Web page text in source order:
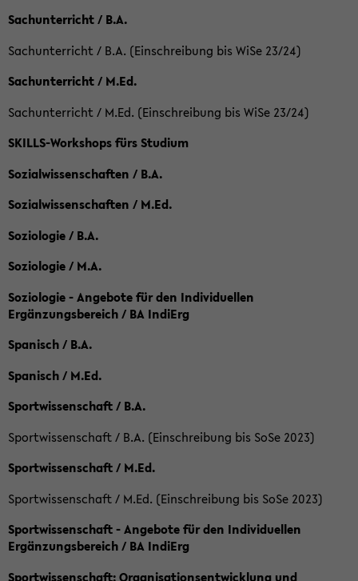
Sachunterricht / B.A.
Sachunterricht / B.A. (Einschreibung bis WiSe 23/24)
Sachunterricht / M.Ed.
Sachunterricht / M.Ed. (Einschreibung bis WiSe 23/24)
SKILLS-Workshops fürs Studium
Sozialwissenschaften / B.A.
Sozialwissenschaften / M.Ed.
Soziologie / B.A.
Soziologie / M.A.
Soziologie - Angebote für den Individuellen
Ergänzungsbereich / BA IndiErg
Spanisch / B.A.
Spanisch / M.Ed.
Sportwissenschaft / B.A.
Sportwissenschaft / B.A. (Einschreibung bis SoSe 2023)
Sportwissenschaft / M.Ed.
Sportwissenschaft / M.Ed. (Einschreibung bis SoSe 2023)
Sportwissenschaft - Angebote für den Individuellen
Ergänzungsbereich / BA IndiErg
Sportwissenschaft: Organisationsentwicklung und